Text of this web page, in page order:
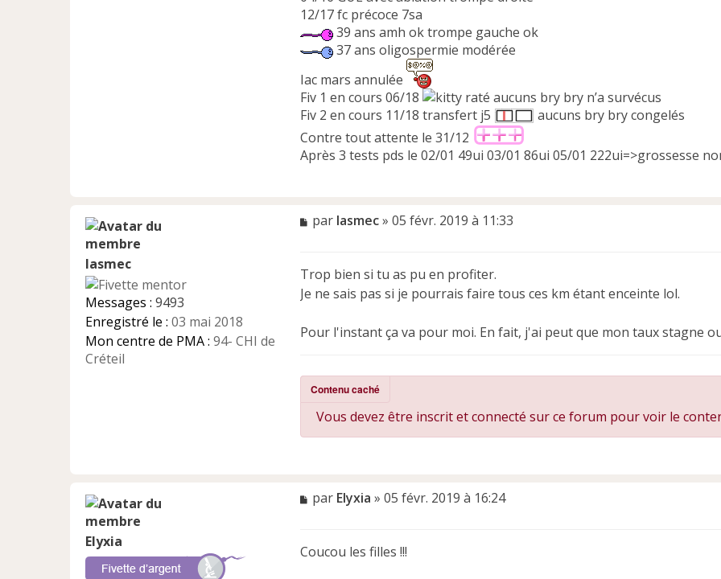
12/17 fc précoce 7sa
39 ans amh ok trompe gauche ok
37 ans oligospermie modérée
Iac mars annulée
Fiv 1 en cours 06/18
raté aucuns bry bry n’a survécus
Fiv 2 en cours 11/18 transfert j5
aucuns bry bry congelés
Contre tout attente le 31/12
Après 3 tests pds le 02/01 49ui 03/01 86ui 05/01 222ui=>grossesse
lasmec
Messages : 9493
Enregistré le : 03 mai 2018
Mon centre de PMA : 94- CHI de
Créteil
M
a
g
n
o
l
u
par lasmec» 05 févr. 2019 à 11:33
Trop bien si tu as pu en profiter.
Je ne sais pas si je pourrais faire tous ces km étant enceinte lol.
Pour l'instant ça va pour moi. En fait, j'ai peut que mon taux stagne
Contenu caché
Vous devez être inscrit et connecté sur ce forum pour voir le
Elyxia
M
a
par Elyxia » 05 févr. 2019 à 16:24
Coucou les filles !!!